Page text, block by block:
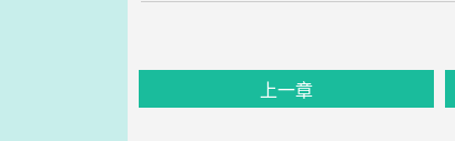
上一章